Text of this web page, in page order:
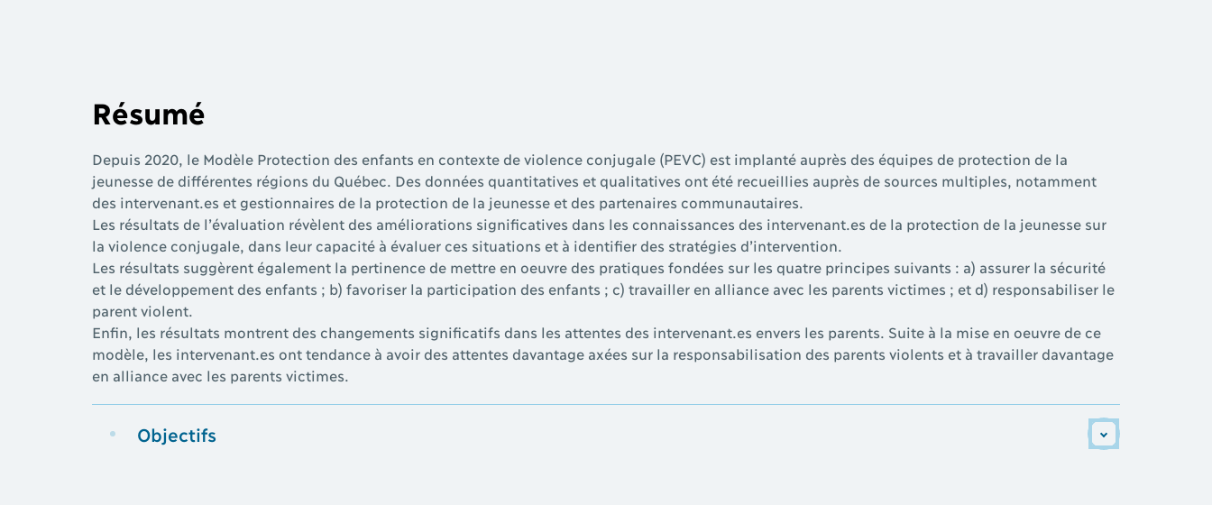
Résumé
Depuis 2020, le Modèle Protection des enfants en contexte de violence conjugale (PEVC) est implanté auprès des équipes de protection de la
jeunesse de différentes régions du Québec. Des données quantitatives et qualitatives ont été recueillies auprès de sources multiples, notamment
des intervenant.es et gestionnaires de la protection de la jeunesse et des partenaires communautaires.
Les résultats de l’évaluation révèlent des améliorations significatives dans les connaissances des intervenant.es de la protection de la jeunesse sur
la violence conjugale, dans leur capacité à évaluer ces situations et à identifier des stratégies d’intervention.
Les résultats suggèrent également la pertinence de mettre en oeuvre des pratiques fondées sur les quatre principes suivants : a) assurer la sécurité
et le développement des enfants ; b) favoriser la participation des enfants ; c) travailler en alliance avec les parents victimes ; et d) responsabiliser le
parent violent.
Enfin, les résultats montrent des changements significatifs dans les attentes des intervenant.es envers les parents. Suite à la mise en oeuvre de ce
modèle, les intervenant.es ont tendance à avoir des attentes davantage axées sur la responsabilisation des parents violents et à travailler davantage
en alliance avec les parents victimes.
Objectifs